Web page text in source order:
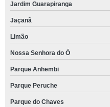
Jardim Guarapiranga
Jaçanã
Limão
Nossa Senhora do Ó
Parque Anhembi
Parque Peruche
Parque do Chaves